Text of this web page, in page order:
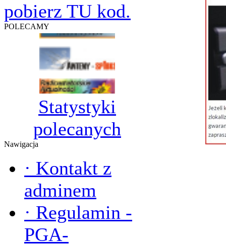
pobierz TU kod.
POLECAMY
Statystyki
polecanych
Nawigacja
· Kontakt z
adminem
· Regulamin -
PGA-